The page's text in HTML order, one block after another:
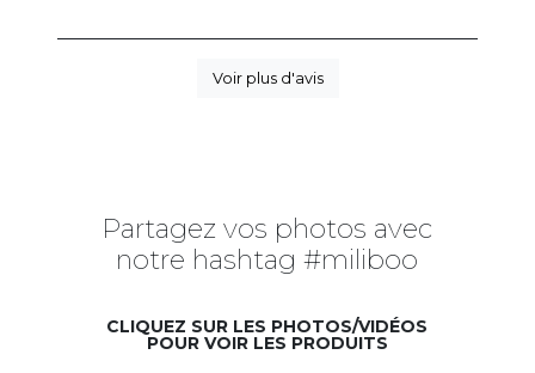
Voir plus d'avis
Partagez vos photos avec
notre hashtag #miliboo
CLIQUEZ SUR LES PHOTOS/VIDÉOS
POUR VOIR LES PRODUITS